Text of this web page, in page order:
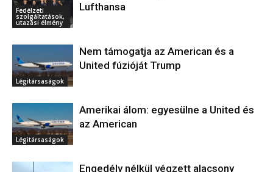
Fedélzeti
szolgáltatások,
utazási élmény
Lufthansa
Légitársaságok
Nem támogatja az American és a
United fúzióját Trump
Légitársaságok
Amerikai álom: egyesülne a United és
az American
Engedély nélkül végzett alacsony